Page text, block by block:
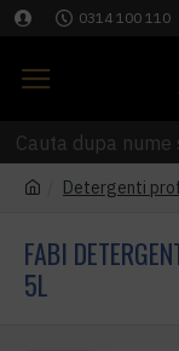
0314 100 110
Detergenti
FABI
5L